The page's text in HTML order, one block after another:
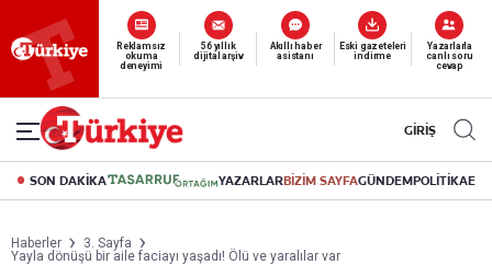
Yeni nesil dijital
abonelik 19 TL’den başlayan fiyatlarla.
GİRİŞ
SON DAKİKA YAZARLARBİZİM SAYFAGÜNDEMPOLİTİKA
Haberler
3. Sayfa
Yayla dönüşü bir aile faciayı yaşadı! Ölü ve yaralılar var